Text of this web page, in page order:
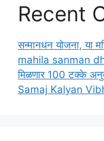
Recent
सन्मानधन योजना, या
mahila sanman
मिळणार 100 टक्के
Samaj Kalyan